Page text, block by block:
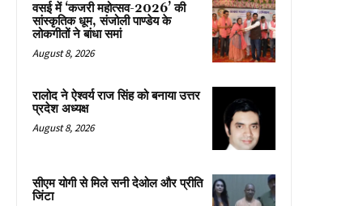
वसई में ‘कजरी महोत्सव-2026’ की
सांस्कृतिक धूम, संजोली पाण्डेय के
लोकगीतों ने बांधा समां
August 8, 2026
रालोद ने ऐश्वर्य राज सिंह को बनाया उत्तर
प्रदेश अध्यक्ष
August 8, 2026
सीएम योगी से मिले सनी देओल और प्रीति
जिंटा